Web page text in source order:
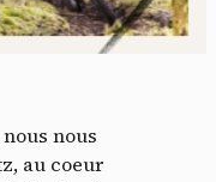
nous nous
au coeur